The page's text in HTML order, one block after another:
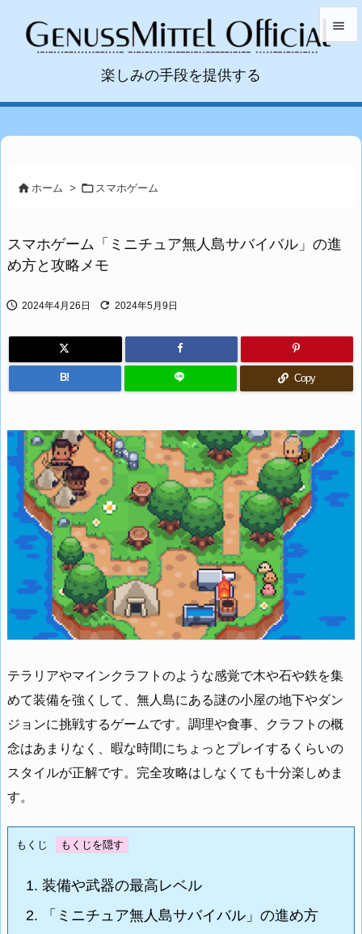
楽しみの手段を提供する


検索
 ホーム >  スマホゲーム
スマホゲーム「ミニチュア無人島サバイバル」の進
め方と攻略メモ
 2024年4月26日  2024年5月9日
B! Copy
テラリアやマインクラフトのような感覚で木や石や鉄を集
めて装備を強くして、無人島にある謎の小屋の地下やダン
ジョンに挑戦するゲームです。調理や食事、クラフトの概
念はあまりなく、暇な時間にちょっとプレイするくらいの
スタイルが正解です。完全攻略はしなくても十分楽しめま
す。
もくじ
1. 装備や武器の最高レベル
2. 「ミニチュア無人島サバイバル」の進め方